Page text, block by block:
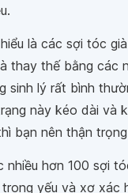
là các sợi tóc
thay thế bằng các
sinh lý rất bình
này kéo dài và
bạn nên thận
nhiều hơn 100 sợi
yếu và xơ xác